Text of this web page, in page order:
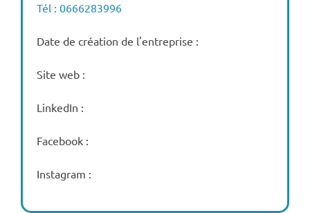
Tél : 0666283996
Date de création de l'entreprise :
Site web :
LinkedIn :
Facebook :
Instagram :